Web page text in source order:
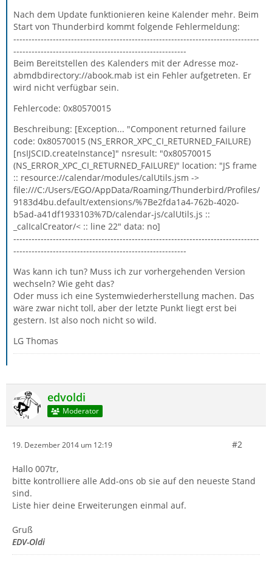
Nach dem Update funktionieren keine Kalender mehr. Beim
Start von Thunderbird kommt folgende Fehlermeldung:
---------------------------------------------------------------------------------
---------------------------------------------------------
Beim Bereitstellen des Kalenders mit der Adresse moz-
abmdbdirectory://abook.mab ist ein Fehler aufgetreten. Er
wird nicht verfügbar sein.
Fehlercode: 0x80570015
Beschreibung: [Exception... "Component returned failure
code: 0x80570015 (NS_ERROR_XPC_CI_RETURNED_FAILURE)
[nsIJSCID.createInstance]" nsresult: "0x80570015
(NS_ERROR_XPC_CI_RETURNED_FAILURE)" location: "JS frame
:: resource://calendar/modules/calUtils.jsm ->
file:///C:/Users/EGO/AppData/Roaming/Thunderbird/Profiles/
9183d4bu.default/extensions/%7Be2fda1a4-762b-4020-
b5ad-a41df1933103%7D/calendar-js/calUtils.js ::
_calIcalCreator/< :: line 22" data: no]
---------------------------------------------------------------------------------
---------------------------------------------------------
Was kann ich tun? Muss ich zur vorhergehenden Version
wechseln? Wie geht das?
Oder muss ich eine Systemwiederherstellung machen. Das
wäre zwar nicht toll, aber der letzte Punkt liegt erst bei
gestern. Ist also noch nicht so wild.
LG Thomas
edvoldi
Moderator
19. Dezember 2014 um 12:19 #2
Hallo 007tr,
bitte kontrolliere alle Add-ons ob sie auf den neueste Stand
sind.
Liste hier deine Erweiterungen einmal auf.
Gruß
EDV-Oldi